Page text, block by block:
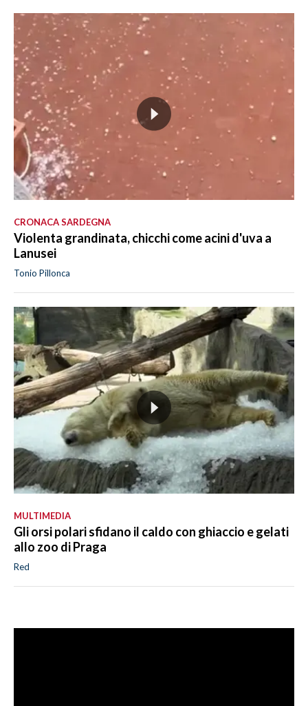
CRONACA SARDEGNA
Violenta grandinata, chicchi come acini d'uva a
Lanusei
Tonio Pillonca
MULTIMEDIA
Gli orsi polari sfidano il caldo con ghiaccio e gelati
allo zoo di Praga
Red